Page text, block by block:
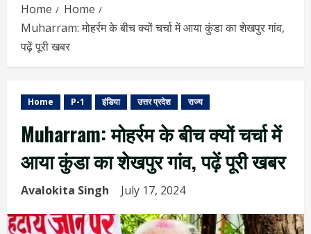
Home
Home
Muharram: मोहर्रम के बीच क्यों चर्चा में आया कुंडा का शेखपुर गांव,
पढ़ें पूरी खबर
Home P-1 इंडिया उत्तर प्रदेश राज्य
Muharram: मोहर्रम के बीच क्यों चर्चा में
आया कुंडा का शेखपुर गांव, पढ़ें पूरी खबर
Avalokita Singh July 17, 2024